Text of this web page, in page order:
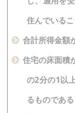
住んでいるこ
合計所得金額
住宅の床面積
の2分の1以
るものである